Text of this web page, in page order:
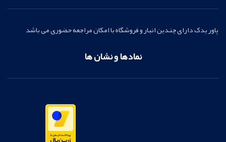
پاور یدک دارای چندین انبار و فروشگاه با امکان مراجعه حضوری می باشد
نمادها و نشان ها